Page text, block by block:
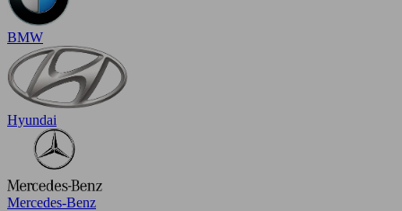
BMW
Hyundai
Mercedes-Benz